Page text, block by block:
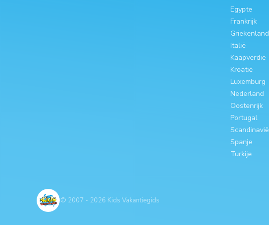
Egypte
Frankrijk
Griekenland
Italië
Kaapverdië
Kroatië
Luxemburg
Nederland
Oostenrijk
Portugal
Scandinavië
Spanje
Turkije
© 2007 - 2026 Kids Vakantiegids